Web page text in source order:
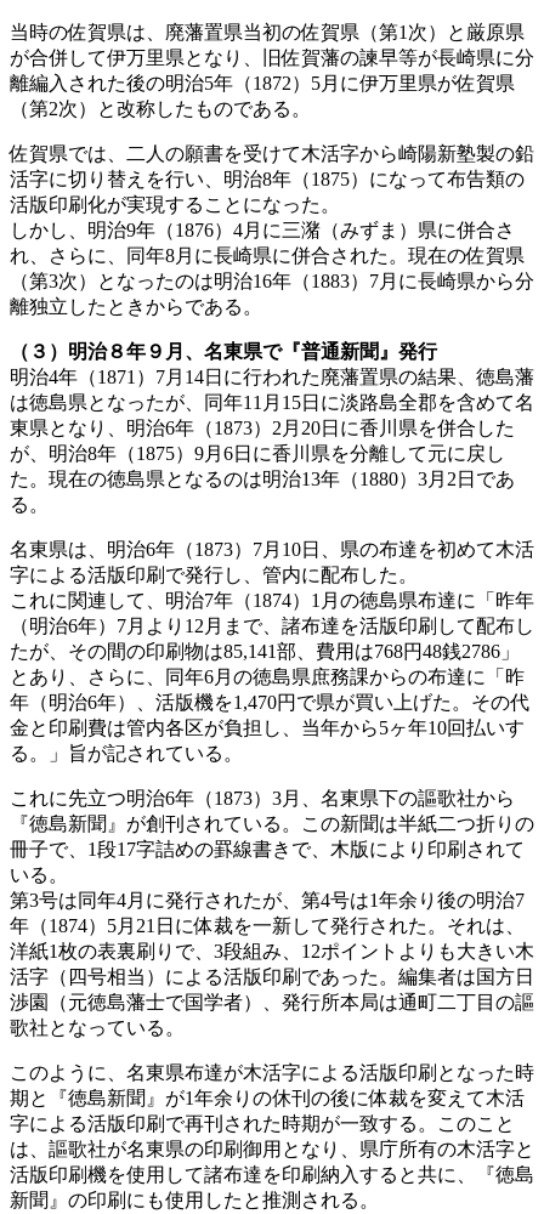
当時の佐賀県は、廃藩置県当初の佐賀県（第1次）と厳原県
が合併して伊万里県となり、旧佐賀藩の諫早等が長崎県に分
離編入された後の明治5年（1872）5月に伊万里県が佐賀県
（第2次）と改称したものである。
佐賀県では、二人の願書を受けて木活字から崎陽新塾製の鉛
活字に切り替えを行い、明治8年（1875）になって布告類の
活版印刷化が実現することになった。
しかし、明治9年（1876）4月に三潴（みずま）県に併合さ
れ、さらに、同年8月に長崎県に併合された。現在の佐賀県
（第3次）となったのは明治16年（1883）7月に長崎県から分
離独立したときからである。
（３）明治８年９月、名東県で『普通新聞』発行
明治4年（1871）7月14日に行われた廃藩置県の結果、徳島藩
は徳島県となったが、同年11月15日に淡路島全郡を含めて名
東県となり、明治6年（1873）2月20日に香川県を併合した
が、明治8年（1875）9月6日に香川県を分離して元に戻し
た。現在の徳島県となるのは明治13年（1880）3月2日であ
る。
名東県は、明治6年（1873）7月10日、県の布達を初めて木活
字による活版印刷で発行し、管内に配布した。
これに関連して、明治7年（1874）1月の徳島県布達に「昨年
（明治6年）7月より12月まで、諸布達を活版印刷して配布し
たが、その間の印刷物は85,141部、費用は768円48銭2786」
とあり、さらに、同年6月の徳島県庶務課からの布達に「昨
年（明治6年）、活版機を1,470円で県が買い上げた。その代
金と印刷費は管内各区が負担し、当年から5ヶ年10回払いす
る。」旨が記されている。
これに先立つ明治6年（1873）3月、名東県下の謳歌社から
『徳島新聞』が創刊されている。この新聞は半紙二つ折りの
冊子で、1段17字詰めの罫線書きで、木版により印刷されて
いる。
第3号は同年4月に発行されたが、第4号は1年余り後の明治7
年（1874）5月21日に体裁を一新して発行された。それは、
洋紙1枚の表裏刷りで、3段組み、12ポイントよりも大きい木
活字（四号相当）による活版印刷であった。編集者は国方日
渉園（元徳島藩士で国学者）、発行所本局は通町二丁目の謳
歌社となっている。
このように、名東県布達が木活字による活版印刷となった時
期と『徳島新聞』が1年余りの休刊の後に体裁を変えて木活
字による活版印刷で再刊された時期が一致する。このこと
は、謳歌社が名東県の印刷御用となり、県庁所有の木活字と
活版印刷機を使用して諸布達を印刷納入すると共に、『徳島
新聞』の印刷にも使用したと推測される。